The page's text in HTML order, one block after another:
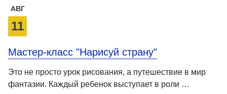
АВГ
11
Мастер-класс "Нарисуй страну"
Это не просто урок рисования, а путешествие в мир
фантазии. Каждый ребенок выступает в роли …